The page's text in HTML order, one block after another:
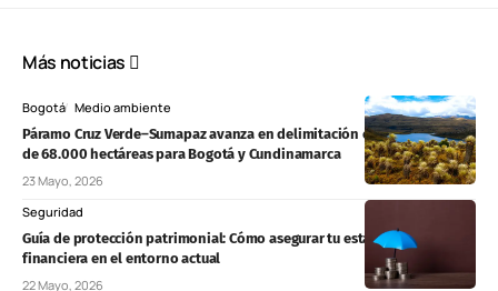
Más noticias
Bogotá Medio ambiente
Páramo Cruz Verde–Sumapaz avanza en delimitación con protección
de 68.000 hectáreas para Bogotá y Cundinamarca
23 Mayo, 2026
Seguridad
Guía de protección patrimonial: Cómo asegurar tu estabilidad
financiera en el entorno actual
22 Mayo, 2026